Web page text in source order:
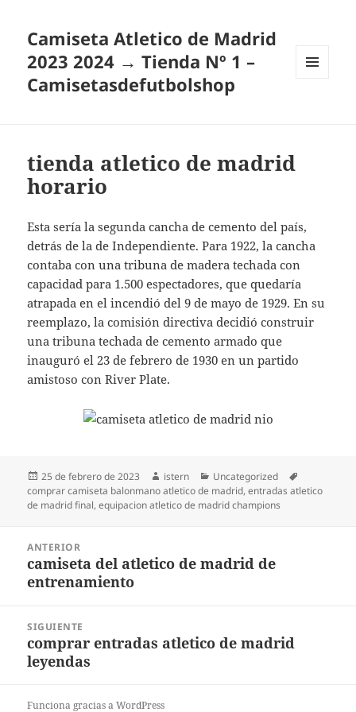
Camiseta Atletico de Madrid
2023 2024 → Tienda Nº 1 –
Camisetasdefutbolshop
tienda atletico de madrid
horario
Esta sería la segunda cancha de cemento del país,
detrás de la de Independiente. Para 1922, la cancha
contaba con una tribuna de madera techada con
capacidad para 1.500 espectadores, que quedaría
atrapada en el incendió del 9 de mayo de 1929. En su
reemplazo, la comisión directiva decidió construir
una tribuna techada de cemento armado que
inauguró el 23 de febrero de 1930 en un partido
amistoso con River Plate.
Publicado
el
25 de febrero de 2023 Autor
istern Categorías
Uncategorized
comprar camiseta balonmano atletico de madrid,entradas atletico
de madrid final,equipacion atletico de madrid champions
entradas
ANTERIOR
Entrada
anterior:
camiseta del atletico de madrid de
entrenamiento
SIGUIENTE
Entrada
siguiente:
comprar entradas atletico de madrid
leyendas
Funciona gracias a WordPress